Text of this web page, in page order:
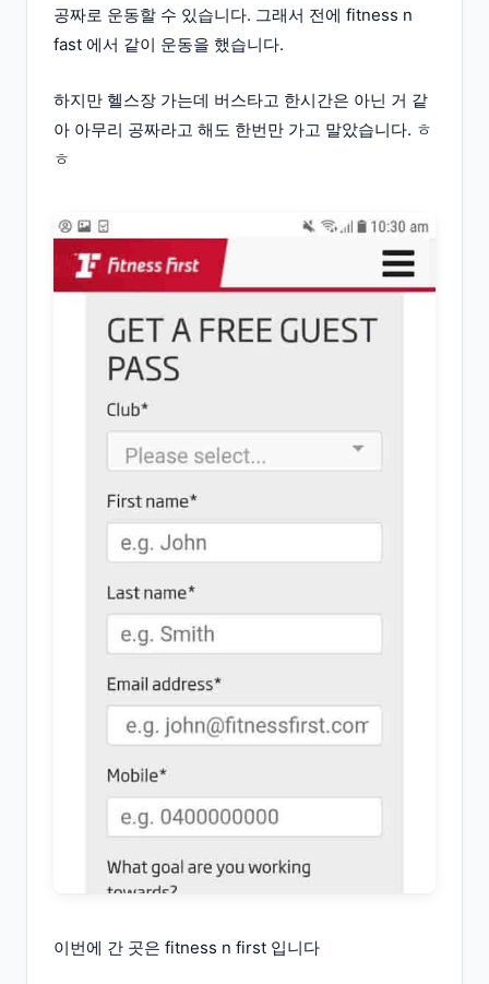
공짜로 운동할 수 있습니다. 그래서 전에 fitness n
fast 에서 같이 운동을 했습니다.
하지만 헬스장 가는데 버스타고 한시간은 아닌 거 같
아 아무리 공짜라고 해도 한번만 가고 말았습니다. ㅎ
ㅎ
이번에 간 곳은 fitness n first 입니다